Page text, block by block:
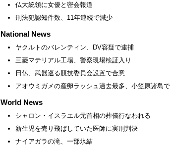
仏大統領に女優と密会報道
刑法犯認知件数、11年連続で減少
National News
ヤクルトのバレンティン、DV容疑で逮捕
三菱マテリアル工場、警察現場検証入り
日仏、武器巡る競技委員会設置で合意
アオウミガメの産卵ラッシュ過去最多、小笠原諸島で
World News
シャロン・イスラエル元首相の葬儀行なわれる
新生児を売り飛ばしていた医師に実刑判決
ナイアガラの滝、一部氷結